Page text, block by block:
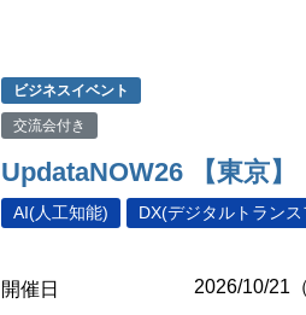
ビジネスイベント
交流会付き
UpdataNOW26 【東京】
AI(人工知能) DX(デジタルトラン
開催日 2026/10/21